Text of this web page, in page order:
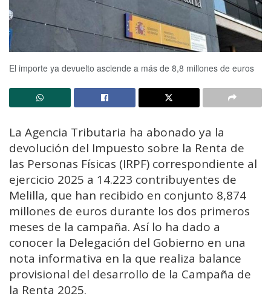
El importe ya devuelto asciende a más de 8,8 millones de euros
La Agencia Tributaria ha abonado ya la
devolución del Impuesto sobre la Renta de
las Personas Físicas (IRPF) correspondiente al
ejercicio 2025 a 14.223 contribuyentes de
Melilla, que han recibido en conjunto 8,874
millones de euros durante los dos primeros
meses de la campaña. Así lo ha dado a
conocer la Delegación del Gobierno en una
nota informativa en la que realiza balance
provisional del desarrollo de la Campaña de
la Renta 2025.